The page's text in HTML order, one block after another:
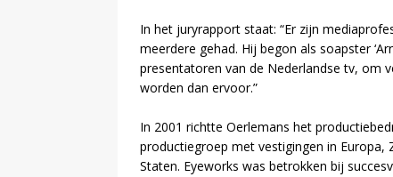
In het juryrapport staat: “Er zijn
meerdere gehad. Hij begon als soapster
presentatoren van de Nederlandse tv, om
worden dan ervoor.”
In 2001 richtte Oerlemans het
productiegroep met vestigingen in Europa,
Staten. Eyeworks was betrokken bij